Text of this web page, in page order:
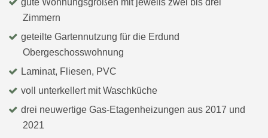
Zimmern
geteilte Gartennutzung für die Erdund
Obergeschosswohnung
Laminat, Fliesen, PVC
voll unterkellert mit Waschküche
drei neuwertige Gas-Etagenheizungen aus 2017 und
2021